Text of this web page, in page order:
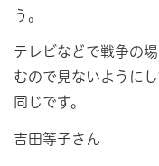
う。
テレビなどで戦争の
むので見ないように
同じです。
吉田等子さん